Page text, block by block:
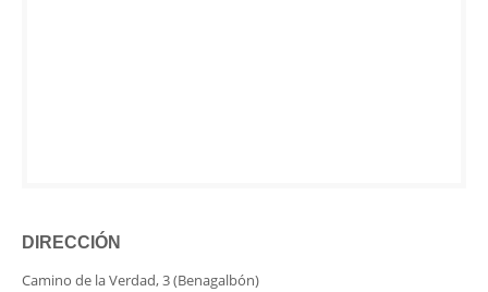
DIRECCIÓN
Camino de la Verdad, 3 (Benagalbón)